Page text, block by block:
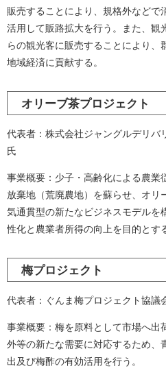
販売することにより、規格外などで
活用して販路拡大を行う。また、観
らの観光客に販売することにより
地域経済に貢献する。
オリーブ茶プロジェクト
代表者：株式会社ジャングルデリ
氏
事業概要：少子・高齢化による農業
放棄地（荒廃農地）を蘇らせ、オリ
気通貫型の新たなビジネスモデルを
性化と農業者所得の向上を目的とす
梅プロジェクト
代表者：ぐんま梅プロジェクト
事業概要：梅を原料として市場へ出
外等の新たな需要に対応するため、
出及び梅酢の有効活用を行う。